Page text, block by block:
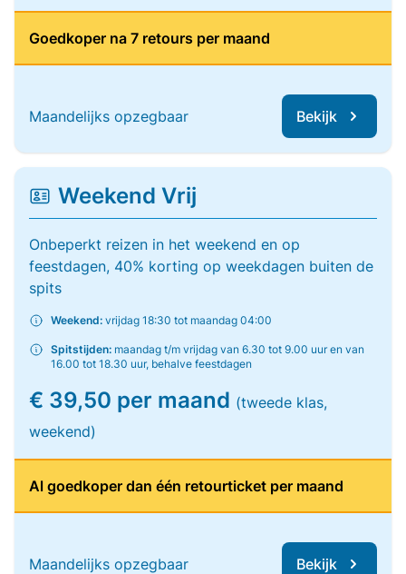
Goedkoper na 7 retours per maand
Maandelijks opzegbaar Bekijk
Weekend Vrij
Onbeperkt reizen in het weekend en op
feestdagen, 40% korting op weekdagen buiten de
spits
Weekend: vrijdag 18:30 tot maandag 04:00
Spitstijden: maandag t/m vrijdag van 6.30 tot 9.00 uur en van
16.00 tot 18.30 uur, behalve feestdagen
€ 39,50 per maand (tweede klas,
weekend)
Al goedkoper dan één retourticket per maand
Maandelijks opzegbaar Bekijk